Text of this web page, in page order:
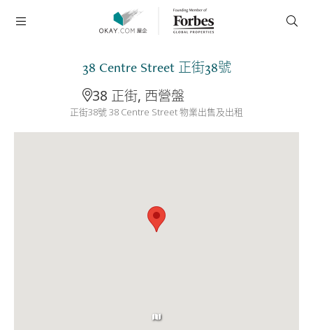
38 Centre Street 正街38號
38 正街, 西營盤
正街38號 38 Centre Street 物業出售及出租